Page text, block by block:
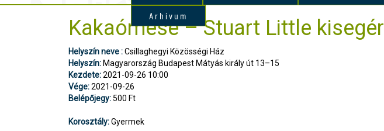
Arhívum
Kakaómese – Stuart Little kisegér
Helyszín neve :Csillaghegyi Közösségi Ház
Helyszín: Magyarország Budapest Mátyás király út 13–15
Kezdete:2021-09-26 10:00
Vége:2021-09-26
Belépőjegy:500 Ft
Korosztály:Gyermek